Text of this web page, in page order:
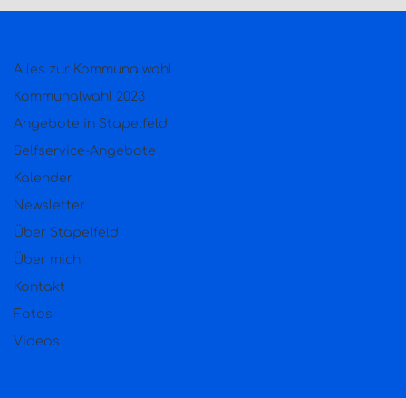
Alles zur Kommunalwahl
Kommunalwahl 2023
Angebote in Stapelfeld
Selfservice-Angebote
Kalender
Newsletter
Über Stapelfeld
Über mich
Kontakt
Fotos
Videos